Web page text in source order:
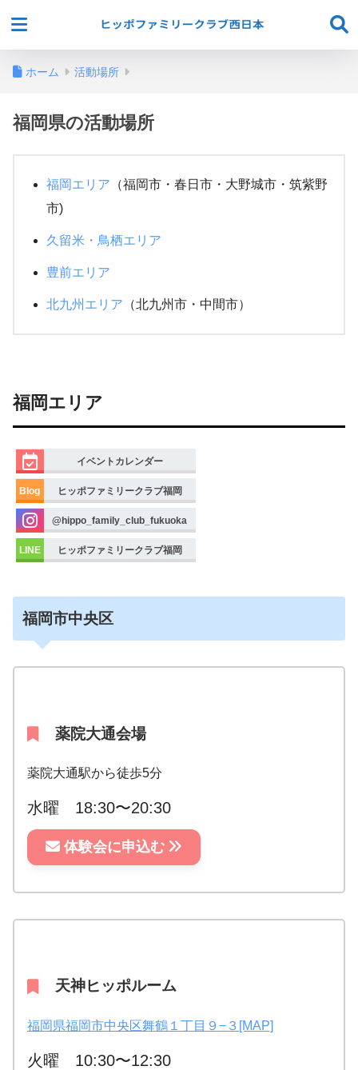
ホーム 活動場所
福岡県の活動場所
福岡エリア （福岡市・春日市・大野城市・筑紫野
市)
久留米・鳥栖エリア
豊前エリア
北九州エリア （北九州市・中間市）
福岡エリア
イベントカレンダー
Blog ヒッポファミリークラブ福岡
@hippo_family_club_fukuoka
LINE ヒッポファミリークラブ福岡
福岡市中央区
薬院大通会場
薬院大通駅から徒歩5分
水曜 18:30〜20:30
体験会に申込む
天神ヒッポルーム
福岡県福岡市中央区舞鶴１丁目９−３[MAP]
火曜 10:30〜12:30